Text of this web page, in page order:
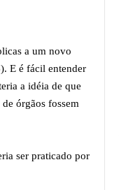
a um novo
E é fácil entender
a idéia de que
órgãos fossem
ser praticado por